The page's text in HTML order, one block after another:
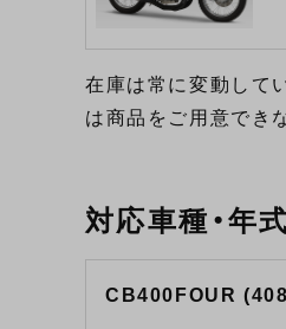
在庫は常に変動して
は商品をご用意でき
対応車種・年式
CB400FOUR